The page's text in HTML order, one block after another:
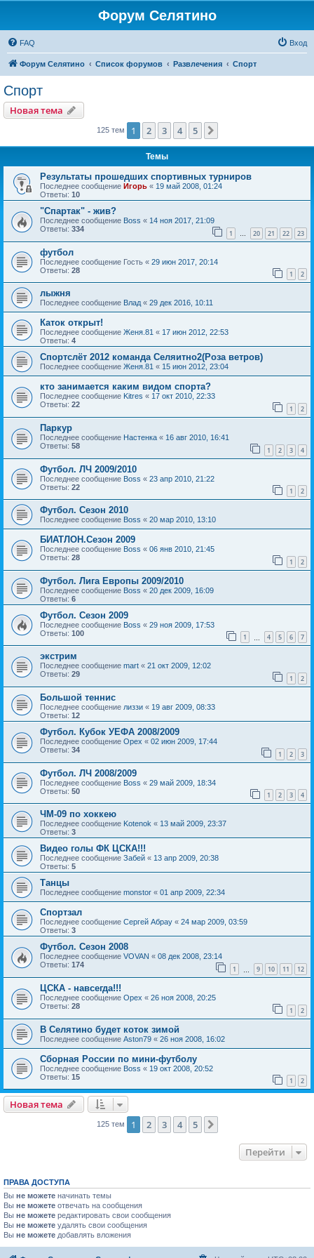
Форум Селятино
FAQ Вход
Форум Селятино Список форумов Развлечения Спорт
Спорт
Новая тема
125 тем 1 2 3 4 5
Темы
Результаты прошедших спортивных турниров
Последнее сообщение Игорь « 19 май 2008, 01:24
Ответы: 10
"Спартак" - жив?
Последнее сообщение Boss « 14 ноя 2017, 21:09
Ответы: 334 1 … 20 21 22 23
футбол
Последнее сообщение Гость « 29 июн 2017, 20:14
Ответы: 28 1 2
лыжня
Последнее сообщение Влад « 29 дек 2016, 10:11
Каток открыт!
Последнее сообщение Женя.81 « 17 июн 2012, 22:53
Ответы: 4
Спортслёт 2012 команда Селяитно2(Роза ветров)
Последнее сообщение Женя.81 « 15 июн 2012, 23:04
кто занимается каким видом спорта?
Последнее сообщение Kitres « 17 окт 2010, 22:33
Ответы: 22 1 2
Паркур
Последнее сообщение Настенка « 16 авг 2010, 16:41
Ответы: 58 1 2 3 4
Футбол. ЛЧ 2009/2010
Последнее сообщение Boss « 23 апр 2010, 21:22
Ответы: 22 1 2
Футбол. Сезон 2010
Последнее сообщение Boss « 20 мар 2010, 13:10
БИАТЛОН.Сезон 2009
Последнее сообщение Boss « 06 янв 2010, 21:45
Ответы: 28 1 2
Футбол. Лига Европы 2009/2010
Последнее сообщение Boss « 20 дек 2009, 16:09
Ответы: 6
Футбол. Сезон 2009
Последнее сообщение Boss « 29 ноя 2009, 17:53
Ответы: 100 1 4 5 6 7
экстрим
Последнее сообщение mart « 21 окт 2009, 12:02
Ответы: 29 1 2
Большой теннис
Последнее сообщение лиззи « 19 авг 2009, 08:33
Ответы: 12
Футбол. Кубок УЕФА 2008/2009
Последнее сообщение Орех « 02 июн 2009, 17:44
Ответы: 34 1 2 3
Футбол. ЛЧ 2008/2009
Последнее сообщение Boss « 29 май 2009, 18:34
Ответы: 50 1 2 3 4
ЧМ-09 по хоккею
Последнее сообщение Kotenok « 13 май 2009, 23:37
Ответы: 3
Видео голы ФК ЦСКА!!!
Последнее сообщение Забей « 13 апр 2009, 20:38
Ответы: 5
Танцы
Последнее сообщение monstor « 01 апр 2009, 22:34
Спортзал
Последнее сообщение Сергей Абрау « 24 мар 2009, 03:59
Ответы: 3
Футбол. Сезон 2008
Последнее сообщение VOVAN « 08 дек 2008, 23:14
Ответы: 174 1 9 10 11 12
ЦСКА - навсегда!!!
Последнее сообщение Орех « 26 ноя 2008, 20:25
Ответы: 28 1 2
В Селятино будет коток зимой
Последнее сообщение Aston79 « 26 ноя 2008, 16:02
Сборная России по мини-футболу
Последнее сообщение Boss « 19 окт 2008, 20:52
Ответы: 15 1 2
Новая тема
125 тем 1 2 3 4 5
Перейти
ПРАВА ДОСТУПА
Вы не можете начинать темы
Вы не можете отвечать на сообщения
Вы не можете редактировать свои сообщения
Вы не можете удалять свои сообщения
Вы не можете добавлять вложения